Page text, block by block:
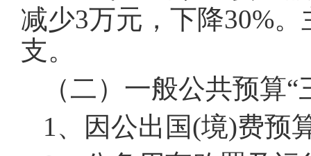
减少3万元，下降30%
支。
（二）一般公共预算
1、因公出国(境)费预